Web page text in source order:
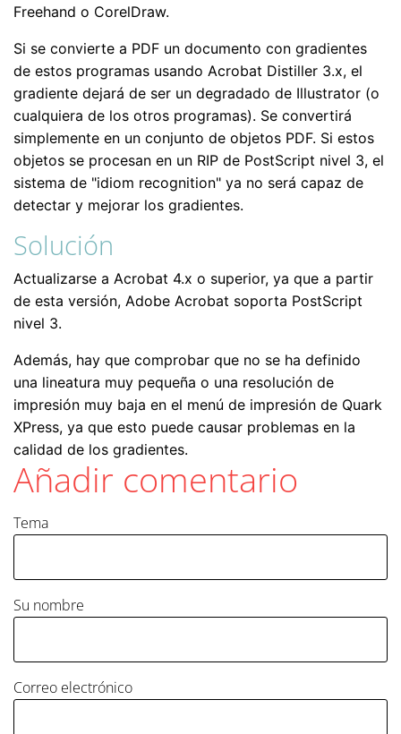
Freehand o CorelDraw.
Si se convierte a PDF un documento con gradientes
de estos programas usando Acrobat Distiller 3.x, el
gradiente dejará de ser un degradado de Illustrator (o
cualquiera de los otros programas). Se convertirá
simplemente en un conjunto de objetos PDF. Si estos
objetos se procesan en un RIP de PostScript nivel 3, el
sistema de "idiom recognition" ya no será capaz de
detectar y mejorar los gradientes.
Solución
Actualizarse a Acrobat 4.x o superior, ya que a partir
de esta versión, Adobe Acrobat soporta PostScript
nivel 3.
Además, hay que comprobar que no se ha definido
una lineatura muy pequeña o una resolución de
impresión muy baja en el menú de impresión de Quark
XPress, ya que esto puede causar problemas en la
calidad de los gradientes.
Añadir comentario
Tema
Su nombre
Correo electrónico